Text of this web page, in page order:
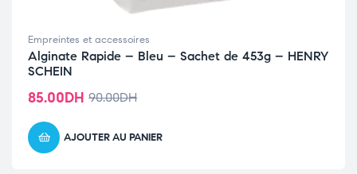
Empreintes et accessoires
Alginate Rapide – Bleu – Sachet de 453g – HENRY
SCHEIN
90.00DH
85.00DH
AJOUTER AU PANIER